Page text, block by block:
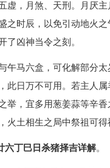
虚，月煞、天刑。月厌
之时辰，以免引动地火
了凶神当令之刻。
午马六盒，可化解部分
此日万不可用。若主人
举，宜多用葱姜蒜等辛
火土相生之局中祭祖可得
六丁巳日杀猪择吉详解。